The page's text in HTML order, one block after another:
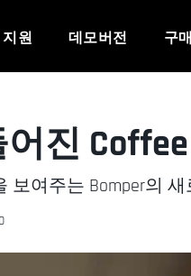
지원 데모버전 구매
진
여주는 Bomper의 새